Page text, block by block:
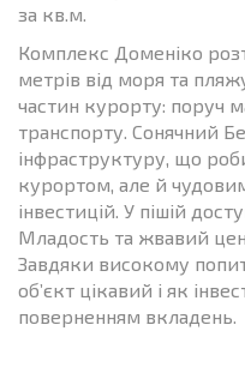
за кв.м.
Комплекс Доменіко
метрів від моря та
частин курорту: поруч
транспорту. Сонячний
інфраструктуру, що
курортом, але й
інвестицій. У пішій
Младость та жвавий
Завдяки високому
об’єкт цікавий і як
поверненням вкладень.